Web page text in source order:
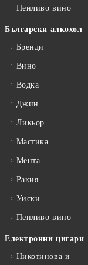
Пенливо вино
Български алкохол
Бренди
Вино
Водка
Джин
Ликьор
Мастика
Мента
Ракия
Уиски
Пенливо вино
Електронни цигари
Никотинова и